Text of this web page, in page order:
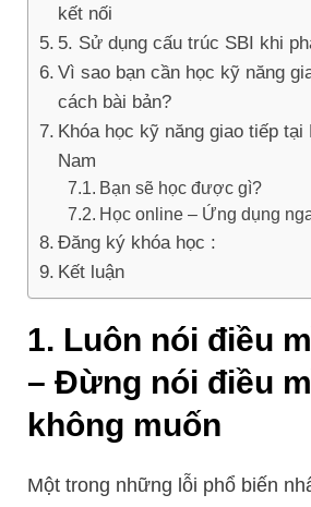
kết nối
5. Sử dụng cấu trúc SBI khi
Vì sao bạn cần học kỹ năng
cách bài bản?
Khóa học kỹ năng giao tiếp tại
Nam
Bạn sẽ học được gì?
Học online – Ứng dụng
Đăng ký khóa học :
Kết luận
1. Luôn nói điều
– Đừng nói điều
không muốn
Một trong những lỗi phổ biến